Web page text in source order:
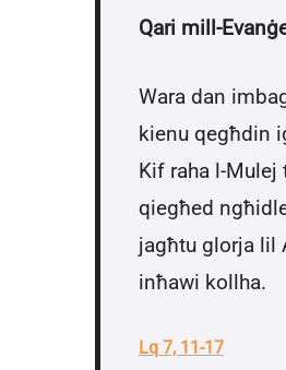
Qari mill-
Wara dan
kienu qegħdin
Kif raha l-Mulej
qiegħed
jagħtu glorja lil
inħawi kollha.
Lq 7, 11-17